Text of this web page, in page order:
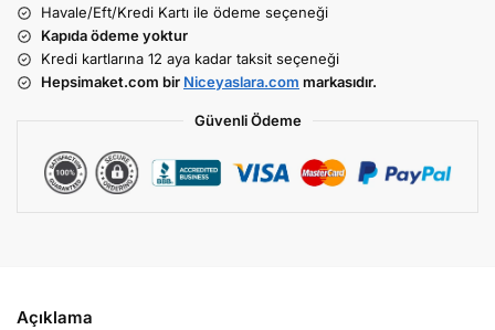
Havale/Eft/Kredi Kartı ile ödeme seçeneği
Kapıda ödeme yoktur
Kredi kartlarına 12 aya kadar taksit seçeneği
Hepsimaket.com bir Niceyaslara.com markasıdır.
Güvenli Ödeme
Açıklama